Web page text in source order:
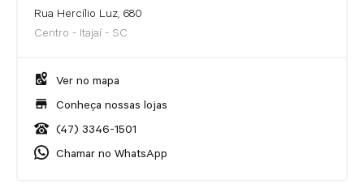
Rua Hercílio Luz, 680
Centro - Itajaí - SC
Ver no mapa
Conheça nossas lojas
(47) 3346-1501
Chamar no WhatsApp